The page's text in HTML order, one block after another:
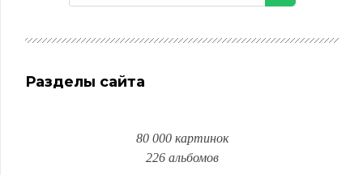
Разделы сайта
80 000 картинок
226 альбомов